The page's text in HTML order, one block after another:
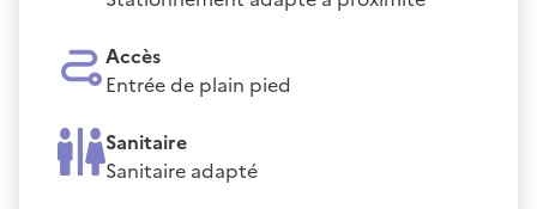
Accès
Entrée de plain pied
Sanitaire
Sanitaire adapté